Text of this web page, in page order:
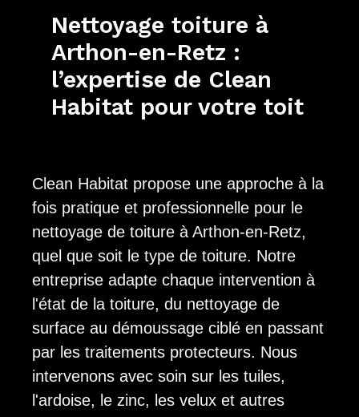
Nettoyage toiture à
Arthon-en-Retz :
l’expertise de Clean
Habitat pour votre toit
Clean Habitat propose une approche à la
fois pratique et professionnelle pour le
nettoyage de toiture à Arthon-en-Retz,
quel que soit le type de toiture. Notre
entreprise adapte chaque intervention à
l'état de la toiture, du nettoyage de
surface au démoussage ciblé en passant
par les traitements protecteurs. Nous
intervenons avec soin sur les tuiles,
l'ardoise, le zinc, les velux et autres